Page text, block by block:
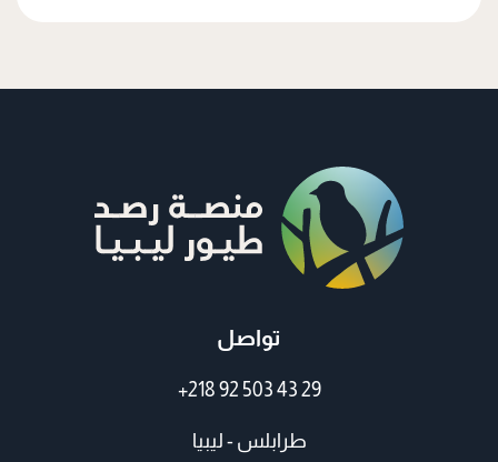
تواصل
+218 92 503 43 29
طرابلس - ليبيا